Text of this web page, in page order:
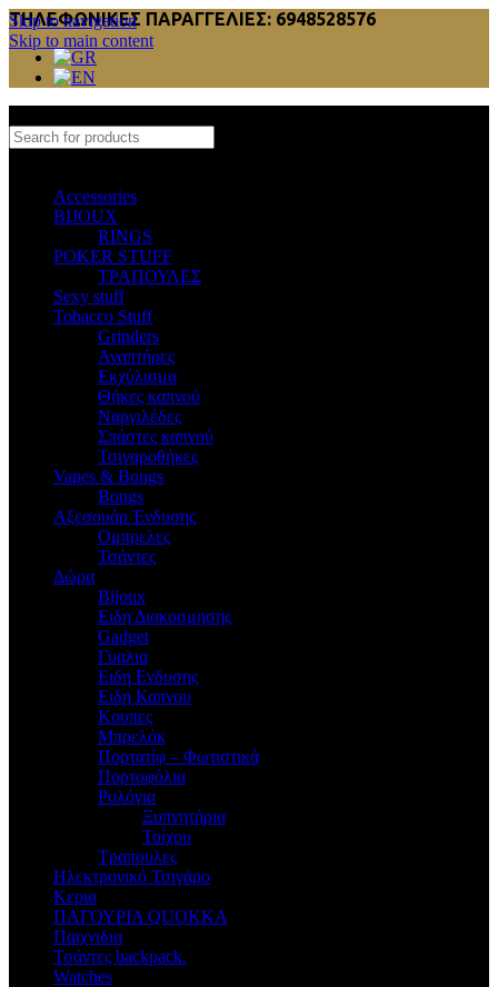
Skip to navigation
Skip to main content
ΤΗΛΕΦΩΝΙΚΕΣ ΠΑΡΑΓΓΕΛΙΕΣ: 6948528576
Accessories
BIJOUX
RINGS
POKER STUFF
ΤΡΑΠΟΥΛΕΣ
Sexy stuff
Tobacco Stuff
Grinders
Αναπτήρες
Εκχύλισμα
Θήκες καπνού
Ναργιλέδες
Σπάστες καπνού
Τσιγαροθήκες
Vapes & Bongs
Bongs
Αξεσουάρ Ένδυσης
Oμπρελες
Τσάντες
Δώρα
Bijoux
Eιδη Διακοσμησης
Gadget
Γυαλια
Ειδη Ενδυσης
Ειδη Καπνου
Κουπες
Μπρελόκ
Πορτατίφ – Φωτιστικά
Πορτοφόλια
Ρολόγια
Ξυπνητήρια
Τοίχου
Τραπουλες
Ηλεκτρονικό Τσιγάρο
Κερια
ΠΑΓΟΥΡΙΑ QUOKKA
Παιχνιδια
Τσάντες backpack.
Watches